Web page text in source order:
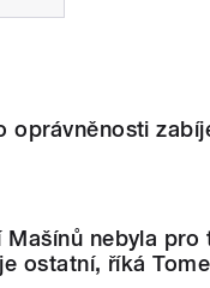
oprávněnosti
Mašínů nebyla
ostatní, říká